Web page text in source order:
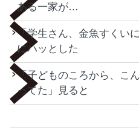
ある一家が…
「学生さん、金魚すくい
にハッとした
「子どものころから、こ
ってた」見ると